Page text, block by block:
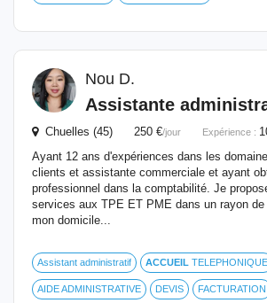
Nou D.
Assistante
Chuelles (45) 250 €/jour Expérience :
Ayant 12 ans d'expériences dans les
clients et assistante commerciale et ayant
professionnel dans la comptabilité. Je
services aux TPE ET PME dans un rayon
mon domicile...
Assistant administratif ACCUEIL TELEPHONIQUE
AIDE ADMINISTRATIVE DEVIS FACTURATION